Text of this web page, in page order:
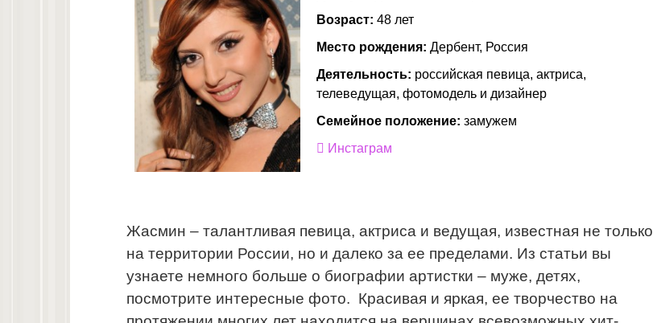
Возраст:48 лет
Место рождения: Дербент, Россия
Деятельность: российская певица, актриса,
телеведущая, фотомодель и дизайнер
Семейное положение: замужем
Инстаграм
Жасмин – талантливая певица, актриса и ведущая, известная не только
на территории России, но и далеко за ее пределами. Из статьи вы
узнаете немного больше о биографии артистки – муже, детях,
посмотрите интересные фото. Красивая и яркая, ее творчество на